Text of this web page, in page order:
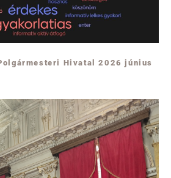
Hivatal 2026 június